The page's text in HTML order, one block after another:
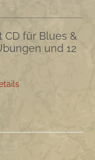
für Blues &
und 12